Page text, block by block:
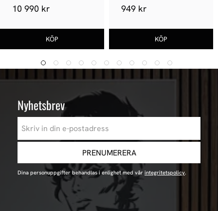
10 990 kr 949 kr
Nyhetsbrev
PRENUMERERA
Dina personuppgifter behandlas i enlighet med vår integritetspolicy.